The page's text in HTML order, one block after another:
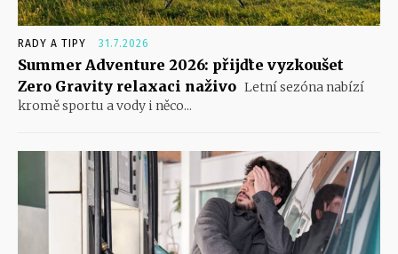
RADY A TIPY 31.7.2026
Summer Adventure 2026: přijďte vyzkoušet
Zero Gravity relaxaci naživo Letní sezóna nabízí
kromě sportu a vody i něco...